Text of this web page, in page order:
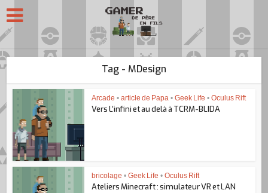
Tag - MDesign
Arcade • article de Papa • Geek Life • Oculus Rift
Vers L’infini et au delà à TCRM-BLIDA
bricolage • Geek Life • Oculus Rift
Ateliers Minecraft : simulateur VR et LAN